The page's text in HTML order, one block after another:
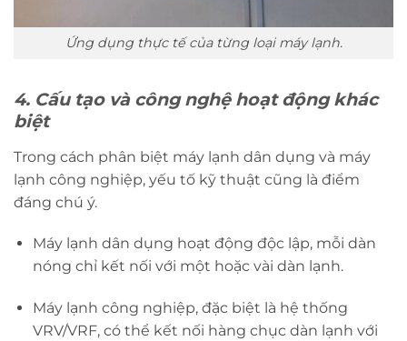
Ứng dụng thực tế của từng loại máy lạnh.
4. Cấu tạo và công nghệ hoạt động khác
biệt
Trong cách phân biệt máy lạnh dân dụng và máy
lạnh công nghiệp, yếu tố kỹ thuật cũng là điểm
đáng chú ý.
Máy lạnh dân dụng hoạt động độc lập, mỗi dàn
nóng chỉ kết nối với một hoặc vài dàn lạnh.
Máy lạnh công nghiệp, đặc biệt là hệ thống
VRV/VRF, có thể kết nối hàng chục dàn lạnh với